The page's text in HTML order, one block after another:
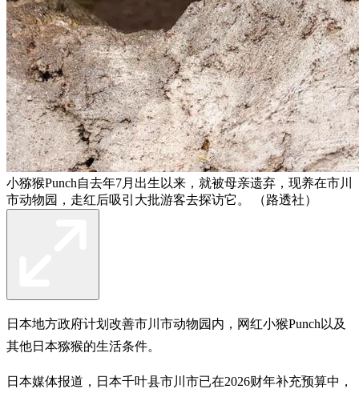
小猕猴Punch自去年7月出生以来，就被母亲遗弃，现养在市川
市动物园，走红后吸引大批游客去探访它。 （路透社）
日本地方政府计划改善市川市动物园内，网红小猴Punch以及
其他日本猕猴的生活条件。
日本媒体报道，日本千叶县市川市已在2026财年补充预算中，